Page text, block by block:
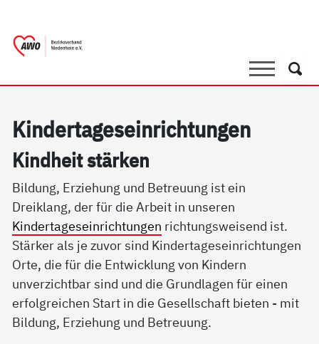
SucheSuche
Kin­der­ta­ge­s­ein­rich­tun­gen
Kind­heit stär­ken
Bildung, Erziehung und Betreuung ist ein
Dreiklang, der für die Arbeit in unseren
Kindertageseinrichtungen richtungsweisend ist.
Stärker als je zuvor sind Kindertageseinrichtungen
Orte, die für die Entwicklung von Kindern
unverzichtbar sind und die Grundlagen für einen
erfolgreichen Start in die Gesellschaft bieten - mit
Bildung, Erziehung und Betreuung.